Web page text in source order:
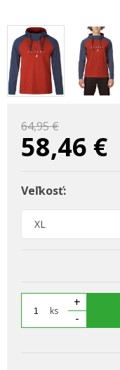
64,95 €
58,46 €
Veľkosť:
XL
ks
+
-